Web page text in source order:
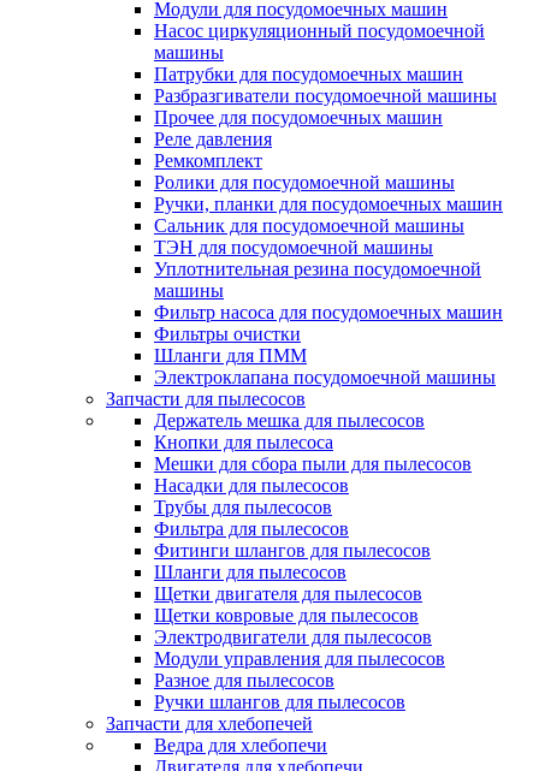
Модули для посудомоечных машин
Насос циркуляционный посудомоечной
машины
Патрубки для посудомоечных машин
Разбразгиватели посудомоечной машины
Прочее для посудомоечных машин
Реле давления
Ремкомплект
Ролики для посудомоечной машины
Ручки, планки для посудомоечных машин
Сальник для посудомоечной машины
ТЭН для посудомоечной машины
Уплотнительная резина посудомоечной
машины
Фильтр насоса для посудомоечных машин
Фильтры очистки
Шланги для ПММ
Электроклапана посудомоечной машины
Запчасти для пылесосов
Держатель мешка для пылесосов
Кнопки для пылесоса
Мешки для сбора пыли для пылесосов
Насадки для пылесосов
Трубы для пылесосов
Фильтра для пылесосов
Фитинги шлангов для пылесосов
Шланги для пылесосов
Щетки двигателя для пылесосов
Щетки ковровые для пылесосов
Электродвигатели для пылесосов
Модули управления для пылесосов
Разное для пылесосов
Ручки шлангов для пылесосов
Запчасти для хлебопечей
Ведра для хлебопечи
Двигателя для хлебопечи